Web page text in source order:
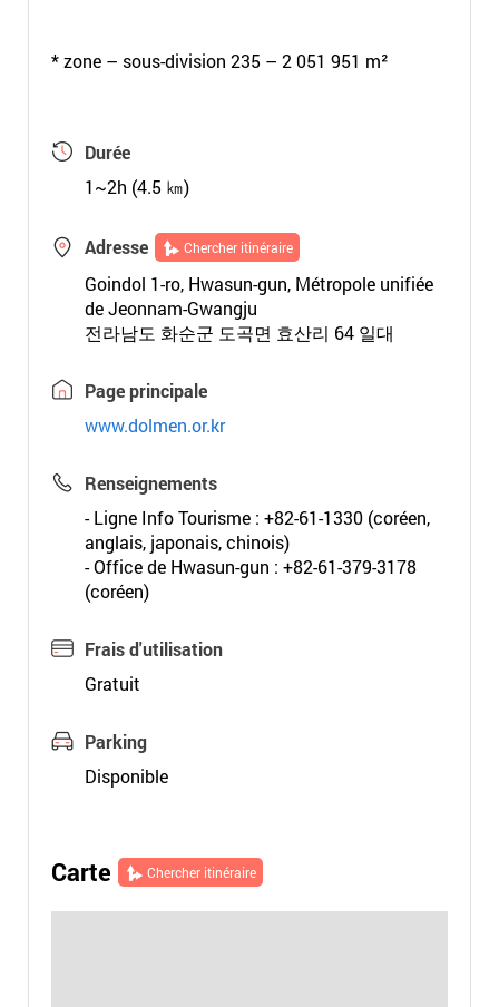
* zone – sous-division 235 – 2 051 951 m²
Durée
1~2h (4.5 ㎞)
Adresse Chercher itinéraire
Goindol 1-ro, Hwasun-gun, Métropole unifiée
de Jeonnam-Gwangju
전라남도 화순군 도곡면 효산리 64 일대
Page principale
www.dolmen.or.kr
Renseignements
- Ligne Info Tourisme : +82-61-1330 (coréen,
anglais, japonais, chinois)
- Office de Hwasun-gun : +82-61-379-3178
(coréen)
Frais d'utilisation
Gratuit
Parking
Disponible
Carte Chercher itinéraire